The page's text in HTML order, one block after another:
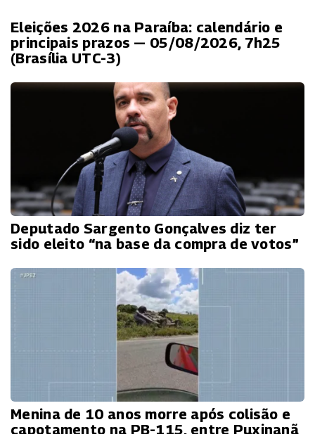
Eleições 2026 na Paraíba: calendário e
principais prazos — 05/08/2026, 7h25
(Brasília UTC-3)
Deputado Sargento Gonçalves diz ter
sido eleito “na base da compra de votos”
Menina de 10 anos morre após colisão e
capotamento na PB-115, entre Puxinanã